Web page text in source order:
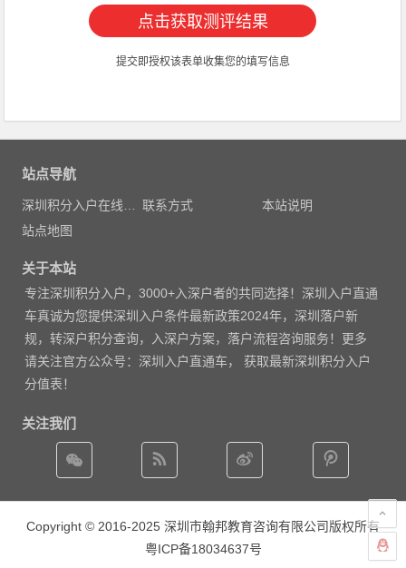
提交即授权该表单收集您的填写信息
站点导航
联系方式
本站说明
站点地图
关于本站
专注深圳积分入户 ，3000+入深户者的共同选择！深圳入户直通
车真诚为您提供深圳入户条件最新政策2024年，深圳落户新
规，转深户积分查询，入深户方案，落户流程咨询服务！更多
请关注官方公众号：深圳入户直通车， 获取最新深圳积分入户
分值表！
关注我们
Copyright © 2016-2025 深圳市翰邦教育咨询有限公司版权所有
粤ICP备18034637号